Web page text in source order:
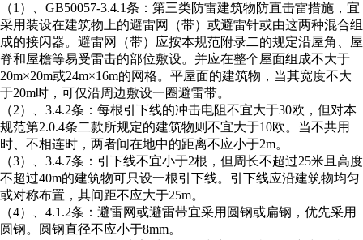
（1）、GB50057-3.4.1条：第三类防雷建筑物防直击雷措施，宜
采用装设在建筑物上的避雷网（带）或避雷针或由这两种混合组
成的接闪器。避雷网（带）应按本规范附录二的规定沿屋角、屋
脊和屋檐等易受雷击的部位敷设。并应在整个屋面组成不大于
20m×20m或24m×16m的网格。平屋面的建筑物，当其宽度不大
于20m时，可仅沿周边敷设一圈避雷带。
（2）、3.4.2条：每根引下线的冲击电阻不宜大于30欧，但对本
规范第2.0.4条二款所规定的建筑物则不宜大于10欧。当不共用
时、不相连时，两者间在地中的距离不应小于2m。
（3）、3.4.7条：引下线不宜小于2根，但周长不超过25米且高度
不超过40m的建筑物可只设一根引下线。引下线应沿建筑物均匀
或对称布置，其间距不应大于25m。
（4）、4.1.2条：避雷网或避雷带宜采用圆钢或扁钢，优先采用
圆钢。圆钢直径不应小于8mm。